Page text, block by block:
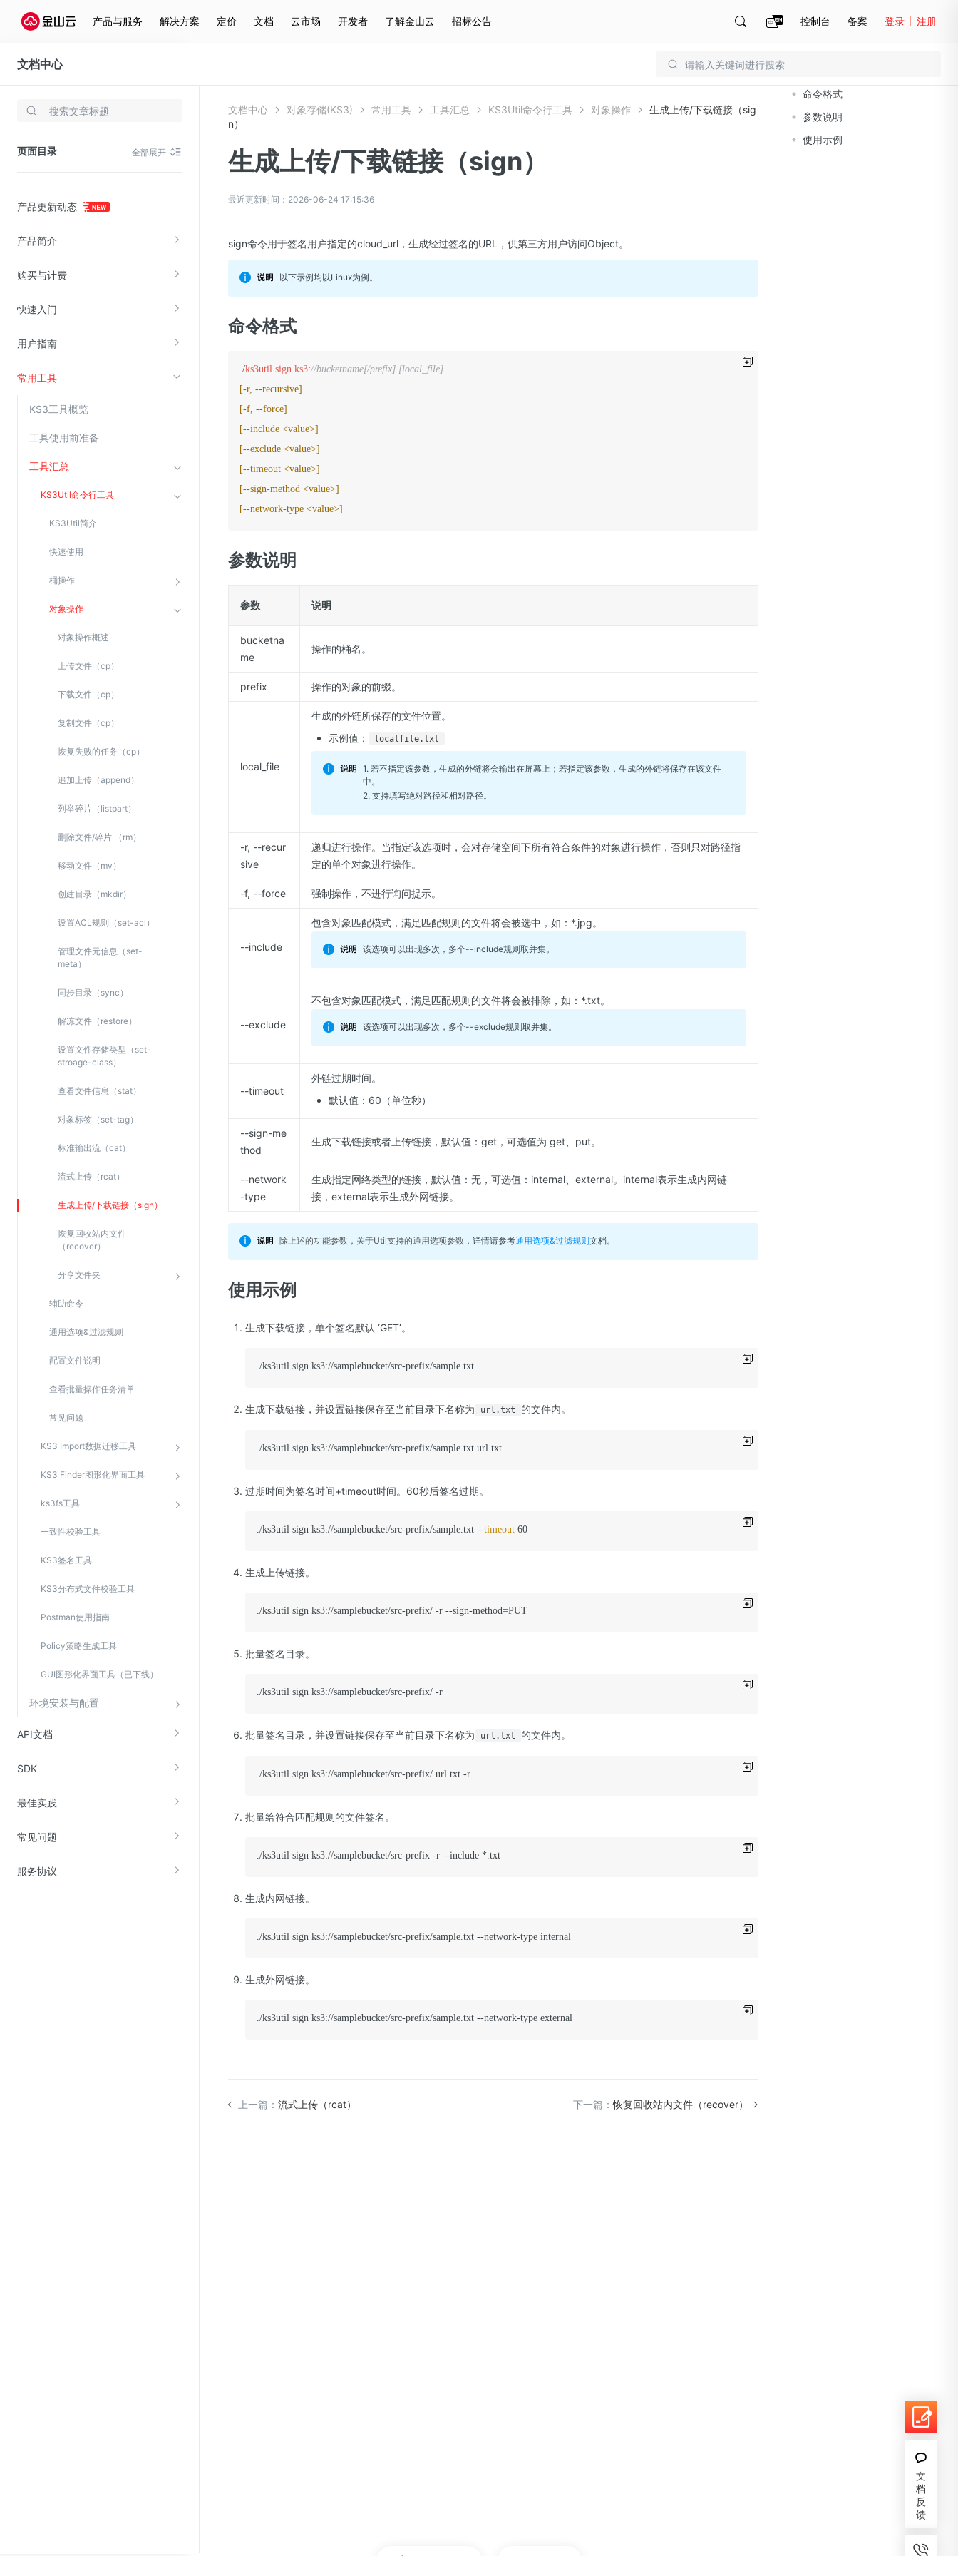
产品与服务 解决方案 定价 文档 云市场 开发者 了解金山云 招标公告 控制台 备案 登录 注册
文档中心
对象存储(KS3)
页面目录 全部展开
产品更新动态
产品简介
购买与计费
快速入门
用户指南
常用工具
KS3工具概览
工具使用前准备
工具汇总
KS3Util命令行工具
KS3Util简介
快速使用
桶操作
对象操作
对象操作概述
上传文件（cp）
下载文件（cp）
复制文件（cp）
恢复失败的任务（cp）
追加上传（append）
列举碎片（listpart）
删除文件/碎片 （rm）
移动文件（mv）
创建目录（mkdir）
设置ACL规则（set-acl）
管理文件元信息（set-
meta）
同步目录（sync）
解冻文件（restore）
设置文件存储类型（set-
stroage-class）
查看文件信息（stat）
对象标签（set-tag）
标准输出流（cat）
流式上传（rcat）
生成上传/下载链接（sign）
恢复回收站内文件
（recover）
分享文件夹
辅助命令
通用选项&过滤规则
配置文件说明
查看批量操作任务清单
常见问题
KS3 Import数据迁移工具
KS3 Finder图形化界面工具
ks3fs工具
一致性校验工具
KS3签名工具
KS3分布式文件校验工具
Postman使用指南
Policy策略生成工具
GUI图形化界面工具（已下线）
环境安装与配置
API文档
SDK
最佳实践
常见问题
服务协议
存储与云分发
云硬盘(EBS)
在线迁移服务
视频云服务
云直播(KLS)
边缘节点计算
大模型应用防火墙
渗透测试
主机安全
Web应用防火墙(WAF)
应急响应
欧盟数据保护条例（GDPR）
文档中心 对象存储(KS3) 常用工具 工具汇总 KS3Util命令行工具 对象操作
生成上传/下载链接（sig
n）
生成上传/下载链接（sign）
最近更新时间：2026-06-24 17:15:36
sign命令用于签名用户指定的cloud_url，生成经过签名的URL，供第三方用户访问Object。
以下示例均以Linux为例。
命令格式
./ks3util sign ks3://bucketname[/prefix] [local_file]
[-r, --recursive]
[-f, --force]
[--include <value>]
[--exclude <value>]
[--timeout <value>]
[--sign-method <value>]
[--network-type <value>]
参数说明
参数 说明
bucketna
me
操作的桶名。
prefix 操作的对象的前缀。
local_file
生成的外链所保存的文件位置。
示例值：
localfile.txt
1. 若不指定该参数，生成的外链将会输出在屏幕上；若指定该参数，生成的外链将保存在该文件
中。
2. 支持填写绝对路径和相对路径。
-r, --recur
sive
递归进行操作。当指定该选项时，会对存储空间下所有符合条件的对象进行操作，否则只对路径指
定的单个对象进行操作。
-f, --force 强制操作，不进行询问提示。
--include
包含对象匹配模式，满足匹配规则的文件将会被选中，如：*.jpg。
该选项可以出现多次，多个--include规则取并集。
--exclude
不包含对象匹配模式，满足匹配规则的文件将会被排除，如：*.txt。
该选项可以出现多次，多个--exclude规则取并集。
--timeout
外链过期时间。
默认值：60（单位秒）
--sign-me
thod
生成下载链接或者上传链接，默认值：get，可选值为 get、put。
--network
-type
生成指定网络类型的链接，默认值：无，可选值：internal、external。internal表示生成内网链
接，external表示生成外网链接。
除上述的功能参数，关于Util支持的通用选项参数， 详情请参考通用选项&过滤规则文档。
使用示例
生成下载链接，单个签名默认 ‘GET’。
./ks3util sign ks3://samplebucket/src-prefix/sample.txt
生成下载链接，并设置链接保存至当前目录下名称为 url.txt 的文件内。
./ks3util sign ks3://samplebucket/src-prefix/sample.txt url.txt
过期时间为签名时间+timeout时间。60秒后签名过期。
./ks3util sign ks3://samplebucket/src-prefix/sample.txt --timeout 60
生成上传链接。
./ks3util sign ks3://samplebucket/src-prefix/ -r --sign-method=PUT
批量签名目录。
./ks3util sign ks3://samplebucket/src-prefix/ -r
批量签名目录，并设置链接保存至当前目录下名称为 url.txt 的文件内。
./ks3util sign ks3://samplebucket/src-prefix/ url.txt -r
批量给符合匹配规则的文件签名。
./ks3util sign ks3://samplebucket/src-prefix -r --include *.txt
生成内网链接。
./ks3util sign ks3://samplebucket/src-prefix/sample.txt --network-type internal
生成外网链接。
./ks3util sign ks3://samplebucket/src-prefix/sample.txt --network-type external
命令格式
参数说明
使用示例
上一篇： 流式上传（rcat） 下一篇：恢复回收站内文件（recover）
文
档
反
馈